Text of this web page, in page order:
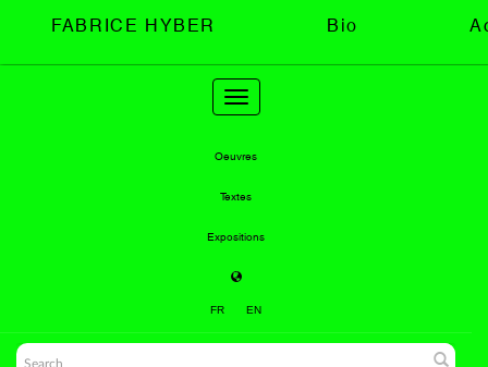
FABRICE HYBER Bio
Toggle
navigation
Oeuvres
Textes
Expositions
FR EN